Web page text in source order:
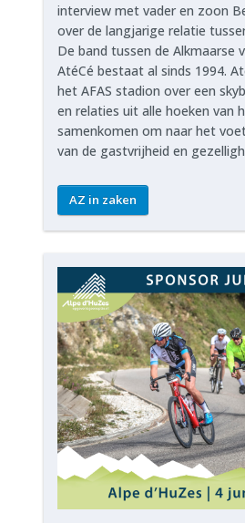
interview met vader en zoon
over de langjarige relatie
De band tussen de Alkmaarse
AtéCé bestaat al sinds 1994.
het AFAS stadion over een
en relaties uit alle hoeken van
samenkomen om naar het
van de gastvrijheid en
AZ in zaken